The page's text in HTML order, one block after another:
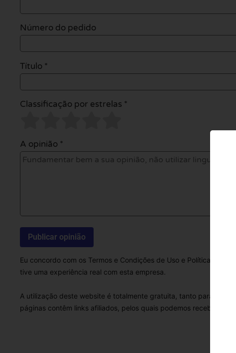
Número do pedido
Título *
Classificação por estrelas *
A opinião *
Eu concordo com os Termos e Condições de Uso e Política de
tive uma experiência real com esta empresa.
A utilização deste website é totalmente gratuita, tanto para
páginas contêm links afiliados, pelos quais podemos receber uma